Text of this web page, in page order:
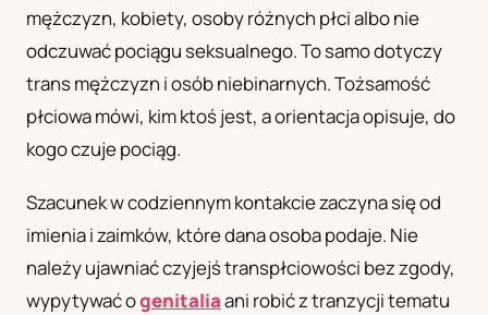
mężczyzn, kobiety, osoby różnych płci albo nie
odczuwać pociągu seksualnego. To samo dotyczy
trans mężczyzn i osób niebinarnych. Tożsamość
płciowa mówi, kim ktoś jest, a orientacja opisuje, do
kogo czuje pociąg.
Szacunek w codziennym kontakcie zaczyna się od
imienia i zaimków, które dana osoba podaje. Nie
należy ujawniać czyjejś transpłciowości bez zgody,
wypytywać ogenitaliaani robić z tranzycji tematu